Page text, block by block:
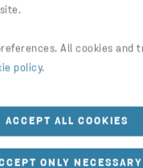
All cookies and
policy.
ACCEPT ALL COOKIES
ONLY NECESSARY
leverer vi
og
(Achilles/Magnet
CO₂-
inkludert
avfall (ANNEX VII).